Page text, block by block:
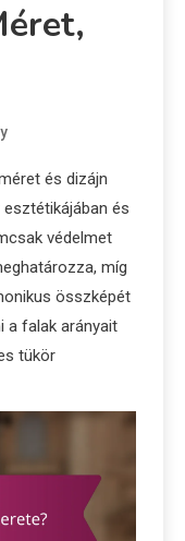
és dizájn
és
védelmet
míg
összképét
a falak arányait
tükör